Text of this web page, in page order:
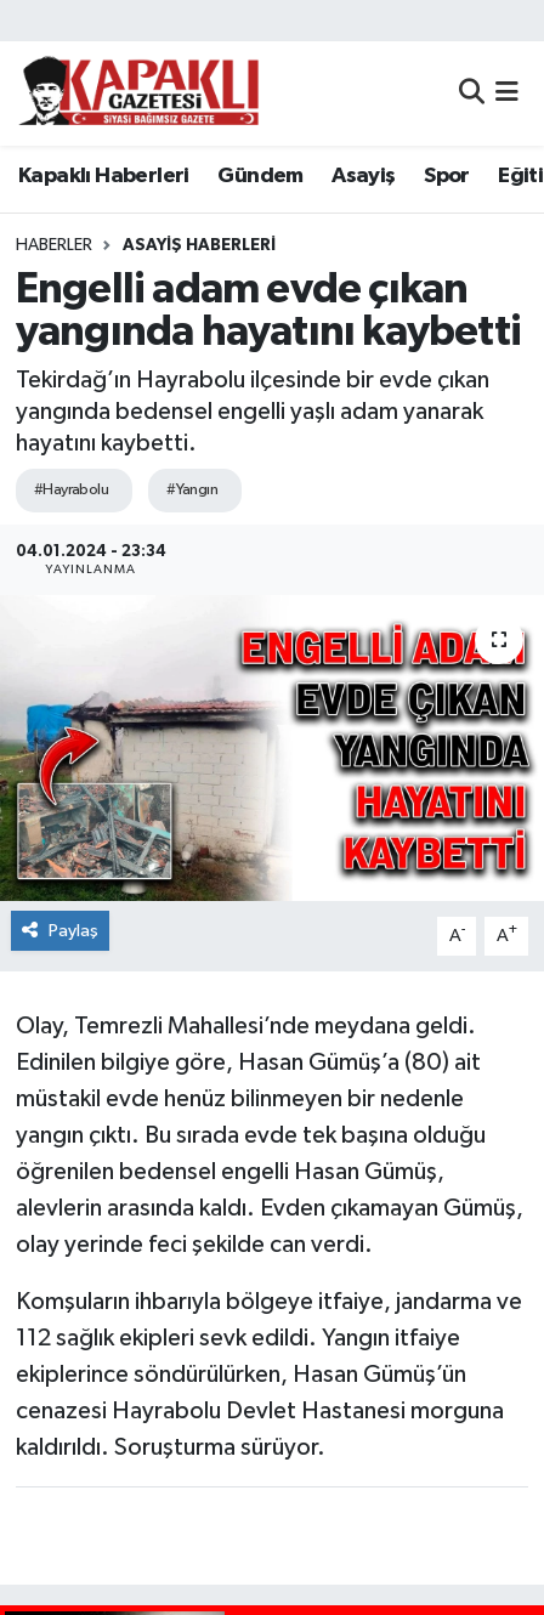
Kapaklı Haberleri Gündem Asayiş Spor
HABERLER ASAYIŞ HABERLERI
Engelli adam evde çıkan
yangında hayatını kaybetti
Tekirdağ’ın Hayrabolu ilçesinde bir evde çıkan
yangında bedensel engelli yaşlı adam yanarak
hayatını kaybetti.
#Hayrabolu #Yangın
04.01.2024 - 23:34
YAYINLANMA
Paylaş A- A+
Olay, Temrezli Mahallesi’nde meydana geldi.
Edinilen bilgiye göre, Hasan Gümüş’a (80) ait
müstakil evde henüz bilinmeyen bir nedenle
yangın çıktı. Bu sırada evde tek başına olduğu
öğrenilen bedensel engelli Hasan Gümüş,
alevlerin arasında kaldı. Evden çıkamayan Gümüş,
olay yerinde feci şekilde can verdi.
Komşuların ihbarıyla bölgeye itfaiye, jandarma ve
112 sağlık ekipleri sevk edildi. Yangın itfaiye
ekiplerince söndürülürken, Hasan Gümüş’ün
cenazesi Hayrabolu Devlet Hastanesi morguna
kaldırıldı. Soruşturma sürüyor.
Kapaklı Haberleri
Asayiş
Spor
Eğitim
Siyaset
Teknoloji
Yaşam
Tekirdağ Nöbetçi Eczaneler
Tekirdağ Namaz Vakitleri
Tekirdağ Trafik Yoğunluk Haritası
Süper Lig Puan Durumu ve Fikstür
Tüm Manşetler